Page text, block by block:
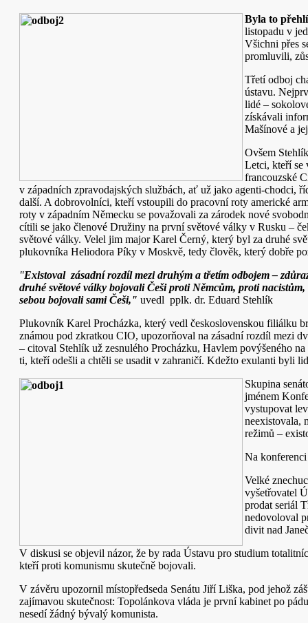
Byla to
listopadu v
Všichni přes
promluvili,
Třetí odboj
ústavu.
lidé –
získávali
Mašínové a
Ovšem
Letci, kteří se
francouzské
v západních zpravodajských službách, ať už jako agenti-chodci,
další. A dobrovolníci, kteří vstoupili do pracovní roty americké
roty v západním Německu se považovali za zárodek nové
cítili se jako členové Družiny na první světové války v Rusku –
světové války. Velel jim major Karel Černý, který byl za druhé
plukovníka Heliodora Píky v Moskvě, tedy člověk, který dobře
"Existoval zásadní rozdíl mezi druhým a třetím odbojem –
druhé světové války bojovali Češi proti Němcům, proti nacistům,
sebou bojovali sami Češi," uvedl pplk. dr. Eduard Stehlík
Plukovník Karel Procházka, který vedl československou filiálku
známou pod zkratkou CIO, upozorňoval na zásadní rozdíl mezi
– citoval Stehlík už zesnulého Procházku, Havlem povýšeného
ti, kteří odešli a chtěli se usadit v zahraničí. Kdežto exulanti byli
Skupina
jménem
vystupovat
neexistovala,
režimů –
Na
Velké
vyšetřovatel
prodat seriál
nedovoloval
divit nad
V diskusi se objevil názor, že by rada Ústavu pro studium
kteří proti komunismu skutečně bojovali.
V závěru upozornil místopředseda Senátu Jiří Liška, pod jehož
zajímavou skutečnost: Topolánkova vláda je první kabinet po
nesedí žádný bývalý komunista.